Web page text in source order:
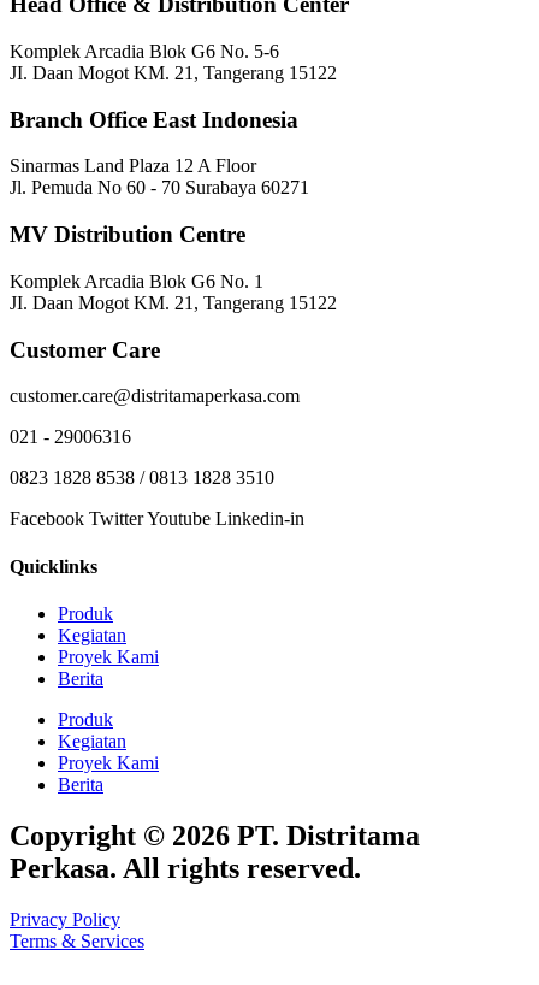
Komplek Arcadia Blok G6 No. 5-6
JI. Daan Mogot KM. 21, Tangerang 15122
Branch Office East Indonesia
Sinarmas Land Plaza 12 A Floor
Jl. Pemuda No 60 - 70 Surabaya 60271
MV Distribution Centre
Komplek Arcadia Blok G6 No. 1
JI. Daan Mogot KM. 21, Tangerang 15122
Customer Care
customer.care@distritamaperkasa.com
021 - 29006316
0823 1828 8538 / 0813 1828 3510
Facebook TwitterYoutube Linkedin-in
Quicklinks
Produk
Kegiatan
Proyek Kami
Berita
Produk
Kegiatan
Proyek Kami
Berita
Copyright © 2026 PT. Distritama
Perkasa. All rights reserved.
Privacy Policy
Terms & Services